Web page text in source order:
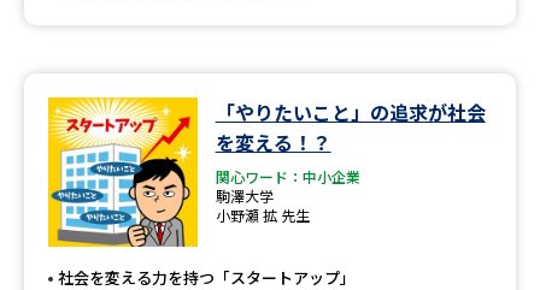
「やりたいこと」の追求が社会
を変える！？
関心ワード：中小企業
駒澤大学
小野瀬 拡 先生
社会を変える力を持つ「スタートアップ」